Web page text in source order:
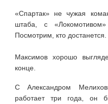
«Спартак» не чужая
штаба, с
Посмотрим, кто достанется.
Максимов хорошо
конце.
С Александром
работает три года,